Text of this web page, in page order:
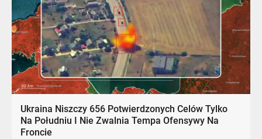
Ukraina Niszczy 656 Potwierdzonych Celów Tylko
Na Południu I Nie Zwalnia Tempa Ofensywy Na
Froncie